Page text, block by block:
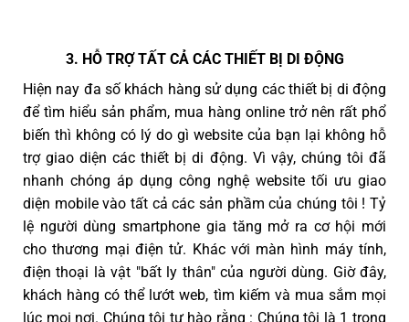
3. HỖ TRỢ TẤT CẢ CÁC THIẾT BỊ DI ĐỘNG
Hiện nay đa số khách hàng sử dụng các thiết bị di động
để tìm hiểu sản phẩm, mua hàng online trở nên rất phổ
biến thì không có lý do gì website của bạn lại không hỗ
trợ giao diện các thiết bị di động. Vì vậy, chúng tôi đã
nhanh chóng áp dụng công nghệ website tối ưu giao
diện mobile vào tất cả các sản phầm của chúng tôi ! Tỷ
lệ người dùng smartphone gia tăng mở ra cơ hội mới
cho thương mại điện tử. Khác với màn hình máy tính,
điện thoại là vật "bất ly thân" của người dùng. Giờ đây,
khách hàng có thể lướt web, tìm kiếm và mua sắm mọi
lúc mọi nơi. Chúng tôi tự hào rằng : Chúng tôi là 1 trong